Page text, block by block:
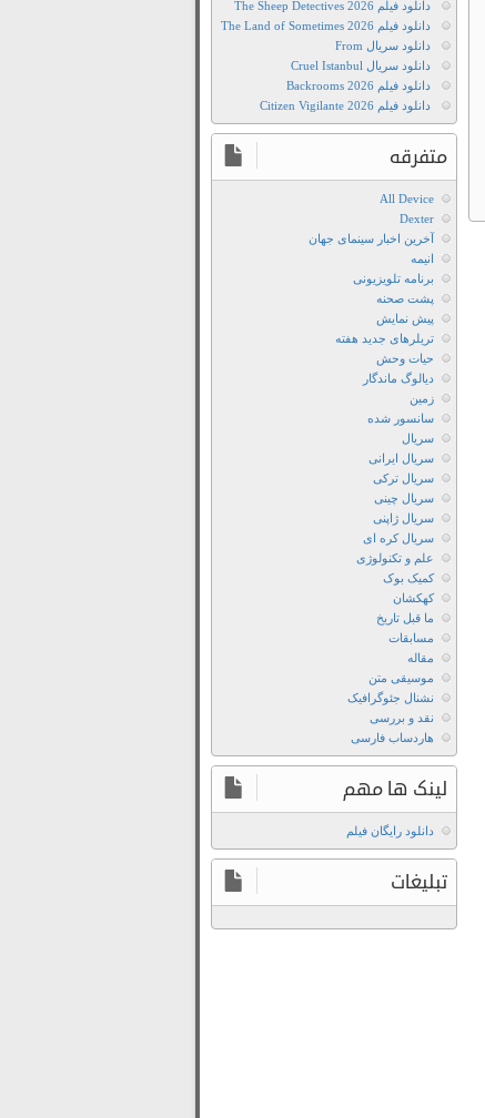
دانلود فیلم The Sheep Detectives 2026
دانلود فیلم The Land of Sometimes 2026
دانلود سریال From
دانلود سریال Cruel Istanbul
دانلود فیلم Backrooms 2026
دانلود فیلم Citizen Vigilante 2026
متفرقه
All Device
Dexter
آخرین اخبار سینمای جهان
انیمه
برنامه تلویزیونی
پشت صحنه
پیش نمایش
تریلرهای جدید هفته
حیات وحش
دیالوگ ماندگار
زمین
سانسور شده
سریال
سریال ایرانی
سریال ترکی
سریال چینی
سریال ژاپنی
سریال کره ای
علم و تکنولوژی
کمیک بوک
کهکشان
ما قبل تاریخ
مسابقات
مقاله
موسیقی متن
نشنال جئوگرافیک
نقد و بررسی
هاردساب فارسی
لینک ها مهم
دانلود رایگان فیلم
تبلیغات